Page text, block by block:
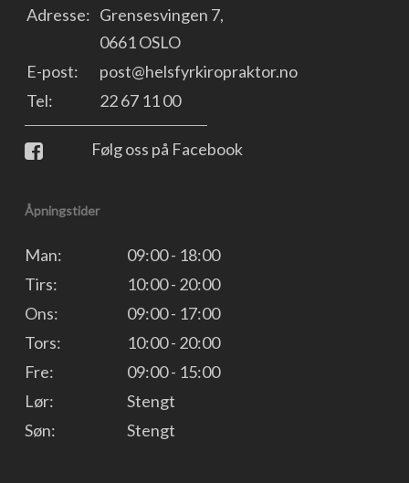
Adresse: Grensesvingen 7,
0661 OSLO
E-post:
post@helsfyrkiropraktor.no
Tel:
22 67 11 00
Følg oss på Facebook
Åpningstider
Man:
09:00 - 18:00
Tirs:
10:00 - 20:00
Ons:
09:00 - 17:00
Tors:
10:00 - 20:00
Fre:
09:00 - 15:00
Lør:
Stengt
Søn:
Stengt